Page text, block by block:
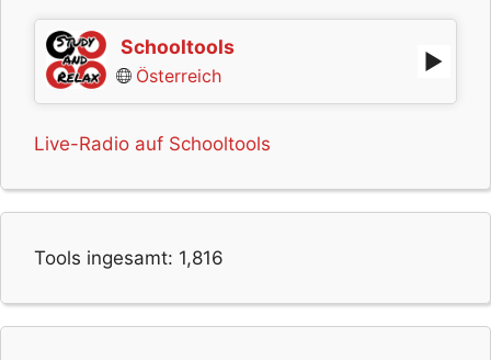
Schooltools
Österreich
Live-Radio auf Schooltools
Tools ingesamt: 1,816